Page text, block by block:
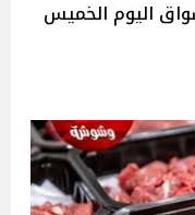
تعرف على أسعار اللحوم فى الأسواق‎‎ اليوم الخميس